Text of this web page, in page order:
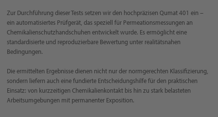
Zur Durchführung dieser Tests setzen wir den hochpräzisen Qumat 401 ein –
ein automatisiertes Prüfgerät, das speziell für Permeationsmessungen an
Chemikalienschutzhandschuhen entwickelt wurde. Es ermöglicht eine
standardisierte und reproduzierbare Bewertung unter realitätsnahen
Bedingungen.
Die ermittelten Ergebnisse dienen nicht nur der normgerechten Klassifizierung,
sondern liefern auch eine fundierte Entscheidungshilfe für den praktischen
Einsatz: von kurzzeitigen Chemikalienkontakt bis hin zu stark belasteten
Arbeitsumgebungen mit permanenter Exposition.